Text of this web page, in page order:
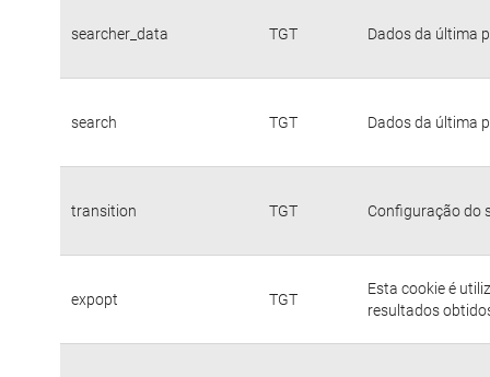
searcher_data TGT Dados da última
search TGT Dados da última
transition TGT Configuração do
expopt TGT
Esta cookie é
resultados